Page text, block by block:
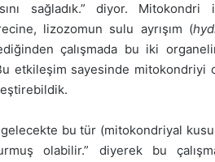
sağladık.” diyor. Mitokondri
lizozomun sulu ayrışım (
çalışmada bu iki
etkileşim sayesinde mitokondriyi
bu tür (mitokondriyal
olabilir.” diyerek bu